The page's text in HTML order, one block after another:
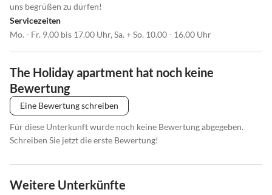
uns begrüßen zu dürfen!
Servicezeiten
Mo. - Fr. 9.00 bis 17.00 Uhr, Sa. + So. 10.00 - 16.00 Uhr
The Holiday apartment hat noch keine
Bewertung
Eine Bewertung schreiben
Für diese Unterkunft wurde noch keine Bewertung abgegeben.
Schreiben Sie jetzt die erste Bewertung!
Weitere Unterkünfte